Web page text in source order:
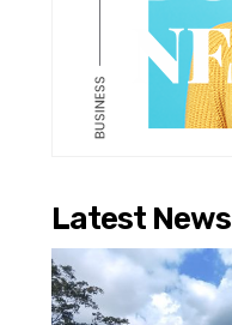
Latest News